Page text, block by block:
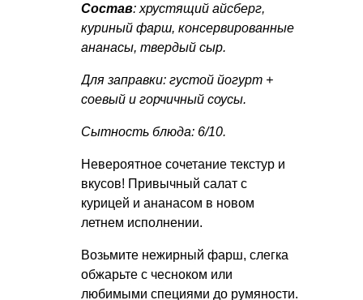
Состав: хрустящий айсберг,
куриный фарш, консервированные
ананасы, твердый сыр.
Для заправки: густой йогурт +
соевый и горчичный соусы.
Сытность блюда: 6/10.
Невероятное сочетание текстур и
вкусов! Привычный салат с
курицей и ананасом в новом
летнем исполнении.
Возьмите нежирный фарш, слегка
обжарьте с чесноком или
любимыми специями до румяности.